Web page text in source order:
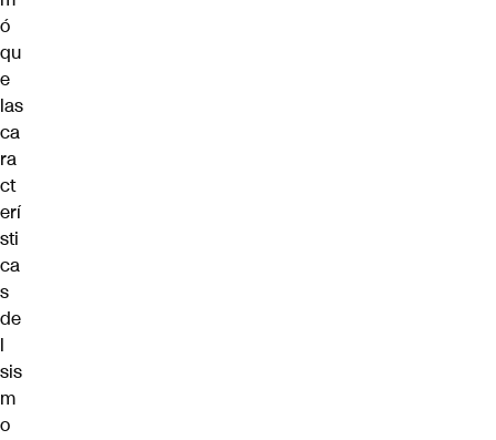
ó
qu
e
las
ca
ra
ct
erí
sti
ca
s
de
l
sis
m
o